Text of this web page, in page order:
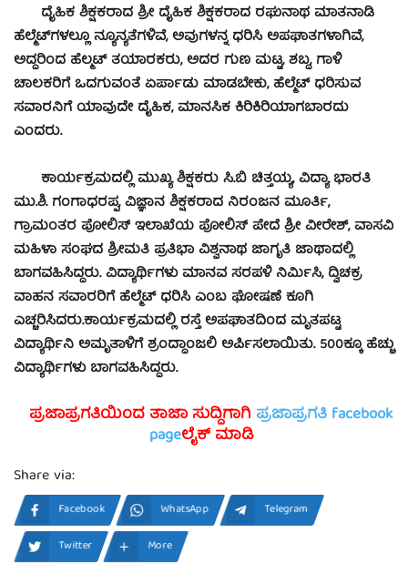
ದೈಹಿಕ ಶಿಕ್ಷಕರಾದ ಶ್ರೀ ದೈಹಿಕ ಶಿಕ್ಷಕರಾದ ರಘುನಾಥ ಮಾತನಾಡಿ
ಹೆಲ್ಮೆಟ್‍ಗಳಲ್ಲೂ ನ್ಯೂನ್ಯತೆಗಳಿವೆ, ಅವುಗಳನ್ನ ಧರಿಸಿ ಅಪಘಾತಗಳಾಗಿವೆ,
ಅದ್ದರಿಂದ ಹೆಲ್ಮಟ್ ತಯಾರಕರು, ಅದರ ಗುಣ ಮಟ್ಟ, ಶಬ್ಧ, ಗಾಳಿ
ಚಾಲಕರಿಗೆ ಒದಗುವಂತೆ ಏರ್ಪಾಡು ಮಾಡಬೇಕು, ಹೆಲ್ಮೆಟ್ ಧರಿಸುವ
ಸವಾರನಿಗೆ ಯಾವುದೇ ದೈಹಿಕ, ಮಾನಸಿಕ ಕಿರಿಕಿರಿಯಾಗಬಾರದು
ಎಂದರು.
ಕಾರ್ಯಕ್ರಮದಲ್ಲಿ ಮುಖ್ಯ ಶಿಕ್ಷಕರು ಸಿ.ಬಿ ಚಿತ್ತಯ್ಯ, ವಿದ್ಯಾ ಭಾರತಿ
ಮು.ಶಿ. ಗಂಗಾಧರಪ್ಪ, ವಿಜ್ಞಾನ ಶಿಕ್ಷಕರಾದ ನಿರಂಜನ ಮೂರ್ತಿ,
ಗ್ರಾಮಂತರ ಪೋಲಿಸ್ ಇಲಾಖೆಯ ಪೋಲಿಸ್ ಪೇದೆ ಶ್ರೀ ವೀರೇಶ್, ವಾಸವಿ
ಮಹಿಳಾ ಸಂಘದ ಶ್ರೀಮತಿ ಪ್ರತಿಭಾ ವಿಶ್ವನಾಥ ಜಾಗೃತಿ ಜಾಥಾದಲ್ಲಿ
ಬಾಗವಹಿಸಿದ್ದರು. ವಿದ್ಯಾರ್ಥಿಗಳು ಮಾನವ ಸರಪಳಿ ನಿರ್ಮಿಸಿ, ದ್ವಿಚಕ್ರ
ವಾಹನ ಸವಾರರಿಗೆ ಹೆಲ್ಮೆಟ್ ಧರಿಸಿ ಎಂಬ ಘೋಷಣೆ ಕೂಗಿ
ಎಚ್ಚರಿಸಿದರು.ಕಾರ್ಯಕ್ರಮದಲ್ಲಿ ರಸ್ತೆ ಅಪಘಾತದಿಂದ ಮೃತಪಟ್ಟ
ವಿದ್ಯಾರ್ಥಿನಿ ಅಮೃತಾಳಿಗೆ ಶ್ರಂದ್ಧಾಂಜಲಿ ಅರ್ಪಿಸಲಾಯಿತು. 500ಕ್ಕೂ ಹೆಚ್ಚು
ವಿದ್ಯಾರ್ಥಿಗಳು ಬಾಗವಹಿಸಿದ್ದರು.
ಪ್ರಜಾಪ್ರಗತಿಯಿಂದ ತಾಜಾ ಸುದ್ದಿಗಾಗಿ ಪ್ರಜಾಪ್ರಗತಿ facebook
pageಲೈಕ್ ಮಾಡಿ
Share via:
Facebook WhatsApp
Telegram
Twitter
More